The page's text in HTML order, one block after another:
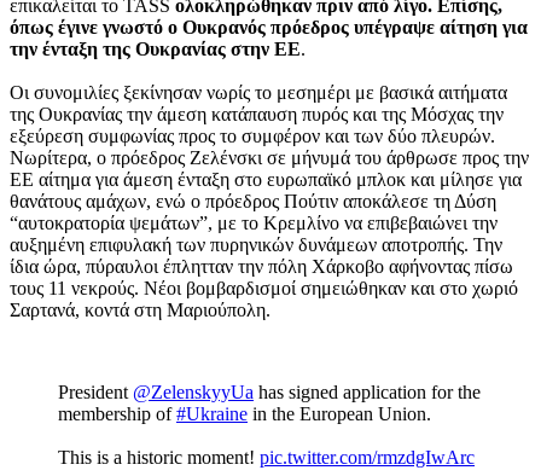
επικαλείται το TASS ολοκληρώθηκαν πριν από λίγο. Επίσης,
όπως έγινε γνωστό ο Ουκρανός πρόεδρος υπέγραψε αίτηση για
την ένταξη της Ουκρανίας στην ΕΕ.
Οι συνομιλίες ξεκίνησαν νωρίς το μεσημέρι με βασικά αιτήματα
της Ουκρανίας την άμεση κατάπαυση πυρός και της Μόσχας την
εξεύρεση συμφωνίας προς το συμφέρον και των δύο πλευρών.
Νωρίτερα, ο πρόεδρος Ζελένσκι σε μήνυμά του άρθρωσε προς την
ΕΕ αίτημα για άμεση ένταξη στο ευρωπαϊκό μπλοκ και μίλησε για
θανάτους αμάχων, ενώ ο πρόεδρος Πούτιν αποκάλεσε τη Δύση
“αυτοκρατορία ψεμάτων”, με το Κρεμλίνο να επιβεβαιώνει την
αυξημένη επιφυλακή των πυρηνικών δυνάμεων αποτροπής. Την
ίδια ώρα, πύραυλοι έπλητταν την πόλη Χάρκοβο αφήνοντας πίσω
τους 11 νεκρούς. Νέοι βομβαρδισμοί σημειώθηκαν και στο χωριό
Σαρτανά, κοντά στη Μαριούπολη.
President @ZelenskyyUa has signed application for the
membership of#Ukraine in the European Union.
This is a historic moment! pic.twitter.com/rmzdgIwArc